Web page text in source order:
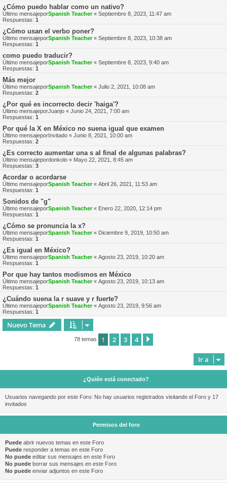
¿Cómo puedo hablar como un nativo?
Último mensajeporSpanish Teacher« Septiembre 8, 2023, 11:47 am
Respuestas: 1
¿Cómo usan el verbo poner?
Último mensajeporSpanish Teacher« Septiembre 8, 2023, 10:38 am
Respuestas: 1
como puedo traducir?
Último mensajeporSpanish Teacher« Septiembre 8, 2023, 9:40 am
Respuestas: 1
Más mejor
Último mensajeporSpanish Teacher« Julio 2, 2021, 10:08 am
Respuestas: 2
¿Por qué es incorrecto decir 'haiga'?
Último mensajeporJuanjo « Junio 24, 2021, 7:00 am
Respuestas: 1
Por qué la X en México no suena igual que examen
Último mensajeporInvitado « Junio 8, 2021, 10:00 am
Respuestas: 2
¿Es correcto aumentar una s al final de algunas palabras?
Último mensajepordonkolo « Mayo 22, 2021, 8:45 am
Respuestas: 3
Acordar o acordarse
Último mensajeporSpanish Teacher« Abril 26, 2021, 11:53 am
Respuestas: 1
Sonidos de "g"
Último mensajeporSpanish Teacher« Enero 22, 2020, 12:14 pm
Respuestas: 1
¿Cómo se pronuncia la x?
Último mensajeporSpanish Teacher« Diciembre 9, 2019, 10:50 am
Respuestas: 1
¿Es igual en México?
Último mensajeporSpanish Teacher« Agosto 23, 2019, 10:20 am
Respuestas: 1
Por que hay tantos modismos en México
Último mensajeporSpanish Teacher« Agosto 23, 2019, 10:13 am
Respuestas: 1
¿Cuándo suena la r suave y r fuerte?
Último mensajeporSpanish Teacher« Agosto 23, 2019, 9:56 am
Respuestas: 1
Nuevo Tema
78 temas 1 2 3 4
Ir a
¿Quién está conectado?
Usuarios navegando por este Foro: No hay usuarios registrados visitando el Foro y 17
invitados
Permisos del foro
Puede abrir nuevos temas en este Foro
Puede responder a temas en este Foro
No puede editar sus mensajes en este Foro
No puede borrar sus mensajes en este Foro
No puede enviar adjuntos en este Foro